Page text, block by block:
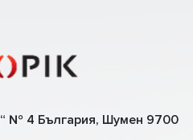
№ 4 България, Шумен 9700